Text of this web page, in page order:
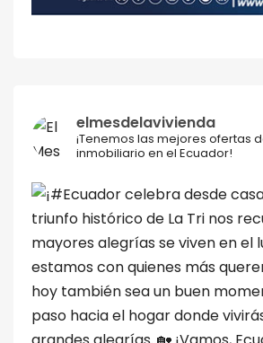
elmesdelavivienda
¡Tenemos las mejores ofertas
inmobiliario en el Ecuador!